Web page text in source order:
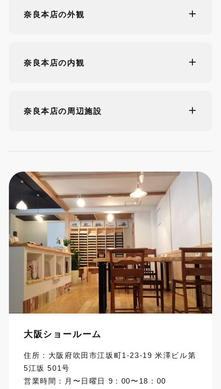
奈良本店の外観
奈良本店の内観
奈良本店の周辺施設
大阪ショールーム
住所：大阪府吹田市江坂町1-23-19 米澤ビル第
5江坂 501号
営業時間：月〜日曜日 9：00〜18：00